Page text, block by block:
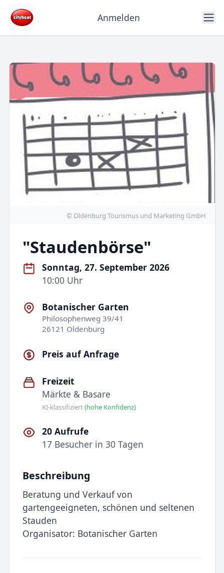
Anmelden
© Oldenburg Tourismus und Marketing GmbH
"Staudenbörse"
Sonntag, 27. September 2026
10:00 Uhr
Botanischer Garten
Philosophenweg 39/41
26121 Oldenburg
Preis auf Anfrage
Freizeit
Märkte & Basare
KI-klassifiziert(hohe Konfidenz)
20 Aufrufe
17 Besucher in 30 Tagen
Beschreibung
Beratung und Verkauf von
gartengeeigneten, schönen und seltenen
Stauden
Organisator: Botanischer Garten